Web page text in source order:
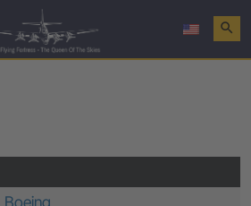
search
Boeing